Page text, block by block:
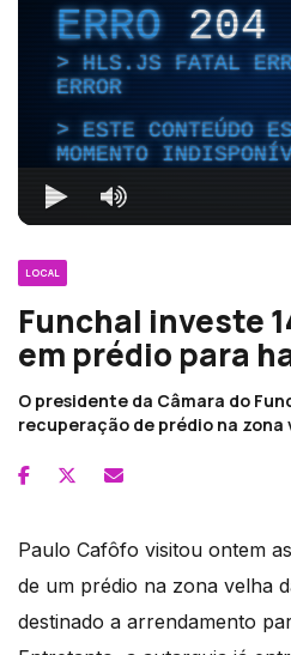
ERRO204
HLS.JS FATAL
ERROR
ESTE CONTEÚDO
MOMENTO
LOCAL
Funchal investe
em prédio para
O presidente da Câmara do
recuperação de prédio na zona
Paulo Cafôfo visitou ontem
de um prédio na zona velha
destinado a arrendamento